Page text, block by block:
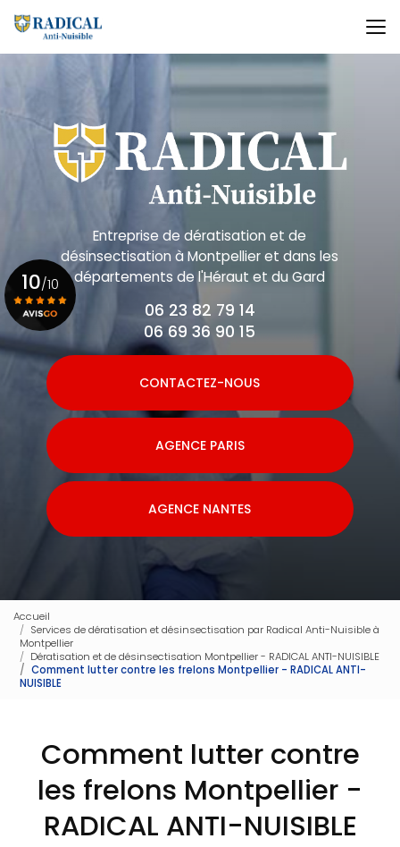
au
contenu
principal
Entreprise de dératisation et de
désinsectisationà Montpellier et dans les
départements de l'Héraut et du Gard
06 23 82 79 14
06 69 36 90 15
CONTACTEZ-NOUS
AGENCE PARIS
AGENCE NANTES
10/10
Voir le certificat
Accueil
Services de dératisation et désinsectisation par Radical Anti-Nuisible à
Montpellier
Dératisation et de désinsectisation Montpellier - RADICAL ANTI-NUISIBLE
Comment lutter contre les frelons Montpellier - RADICAL ANTI-
NUISIBLE
Comment lutter contre
les frelons Montpellier -
RADICAL ANTI-NUISIBLE